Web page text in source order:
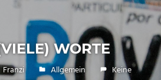
WORTE
Franzi Allgemein
Keine